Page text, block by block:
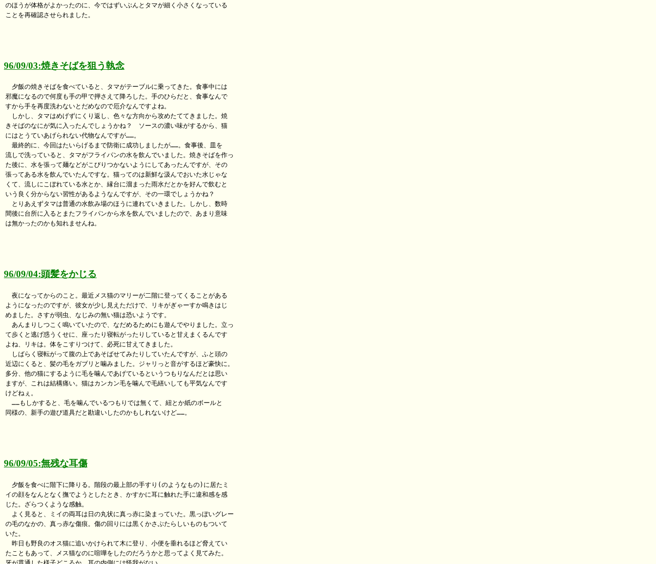
のほうが体格がよかったのに、今ではずいぶんとタマが細く小さくなっている
ことを再確認させられました。
96/09/03:焼きそばを狙う執念
夕飯の焼きそばを食べていると、タマがテーブルに乗ってきた。食事中には
邪魔になるので何度も手の甲で押さえて降ろした。手のひらだと、食事なんで
すから手を再度洗わないとだめなので厄介なんですよね。
しかし、タマはめげずにくり返し、色々な方向から攻めたててきました。焼
きそばのなにが気に入ったんでしょうかね？　ソースの濃い味がするから、猫
にはとうていあげられない代物なんですが……。
最終的に、今回はたいらげるまで防衛に成功しましたが……。食事後、皿を
流しで洗っていると、タマがフライパンの水を飲んでいました。焼きそばを作っ
た後に、水を張って麺などがこびりつかないようにしてあったんですが、その
張ってある水を飲んでいたんですな。猫ってのは新鮮な汲んでおいた水じゃな
くて、流しにこぼれている水とか、縁台に溜まった雨水だとかを好んで飲むと
いう良く分からない習性があるようなんですが、その一環でしょうかね？
とりあえずタマは普通の水飲み場のほうに連れていきました。しかし、数時
間後に台所に入るとまたフライパンから水を飲んでいましたので、あまり意味
は無かったのかも知れませんね。
96/09/04:頭髪をかじる
夜になってからのこと。最近メス猫のマリーが二階に登ってくることがある
ようになったのですが、彼女が少し見えただけで、リキがぎゃーすか鳴きはじ
めました。さすが弱虫、なじみの無い猫は恐いようです。
あんまりしつこく鳴いていたので、なだめるためにも遊んでやりました。立っ
て歩くと逃げ惑うくせに、座ったり寝転がったりしていると甘えまくるんです
よね、リキは。体をこすりつけて、必死に甘えてきました。
しばらく寝転がって腹の上であそばせてみたりしていたんですが、ふと頭の
近辺にくると、髪の毛をガブリと噛みました。ジャリっと音がするほど豪快に。
多分、他の猫にするように毛を噛んであげているというつもりなんだとは思い
ますが、これは結構痛い。猫はカンカン毛を噛んで毛繕いしても平気なんです
けどねぇ。
……もしかすると、毛を噛んでいるつもりでは無くて、紐とか紙のボールと
同様の、新手の遊び道具だと勘違いしたのかもしれないけど……。
96/09/05:無残な耳傷
夕飯を食べに階下に降りる。階段の最上部の手すり(のようなもの)に居たミ
イの顔をなんとなく撫でようとしたとき、かすかに耳に触れた手に違和感を感
じた。ざらつくような感触。
よく見ると、ミイの両耳は日の丸状に真っ赤に染まっていた。黒っぽいグレー
の毛のなかの、真っ赤な傷痕。傷の回りには黒くかさぶたらしいものもついて
いた。
昨日も野良のオス猫に追いかけられて木に登り、小便を垂れるほど脅えてい
たこともあって、メス猫なのに喧嘩をしたのだろうかと思ってよく見てみた。